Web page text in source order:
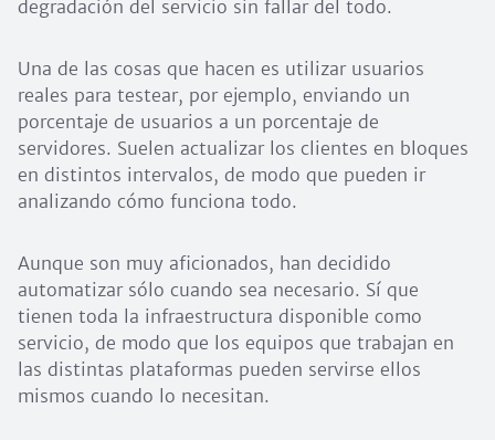
degradación del servicio sin fallar del todo.
Una de las cosas que hacen es utilizar usuarios
reales para testear, por ejemplo, enviando un
porcentaje de usuarios a un porcentaje de
servidores. Suelen actualizar los clientes en bloques
en distintos intervalos, de modo que pueden ir
analizando cómo funciona todo.
Aunque son muy aficionados, han decidido
automatizar sólo cuando sea necesario. Sí que
tienen toda la infraestructura disponible como
servicio, de modo que los equipos que trabajan en
las distintas plataformas pueden servirse ellos
mismos cuando lo necesitan.